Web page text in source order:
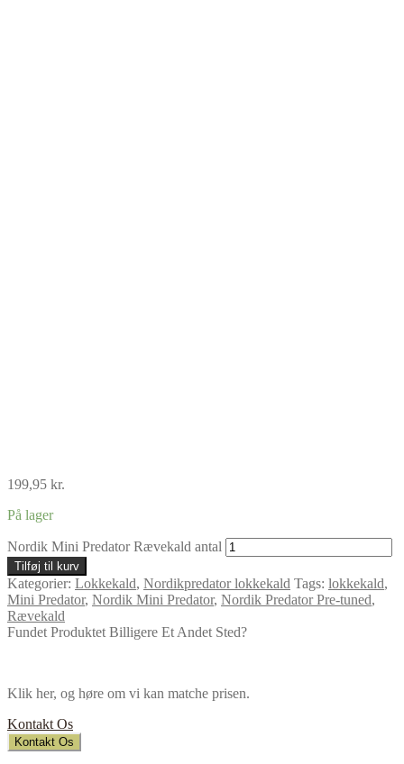
199,95 kr.
På lager
Nordik Mini Predator Rævekald antal
Tilføj til kurv
Kategorier: Lokkekald, Nordikpredator lokkekald Tags: lokkekald,
Mini Predator, Nordik Mini Predator, Nordik Predator Pre-tuned,
Rævekald
Fundet Produktet Billigere Et Andet Sted?
Klik her, og høre om vi kan matche prisen.
Kontakt Os
Kontakt Os